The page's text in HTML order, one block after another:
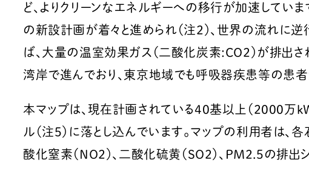
ど、よりクリーンなエネルギーへの移行が加速してい
の新設計画が着々と進められ（注2）、世界の流れに
ば、大量の温室効果ガス（二酸化炭素:CO2）が排出
湾岸で進んでおり、東京地域でも呼吸器疾患等の患者
本マップは、現在計画されている40基以上（2000万
ル（注5）に落とし込んでいます。マップの利用者は
酸化窒素（NO2）、二酸化硫黄（SO2）、PM2.5の排出